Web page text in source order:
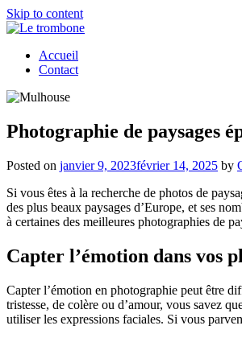
Skip to content
Accueil
Contact
Photographie de paysages
Posted on janvier 9, 2023février 14, 2025 by
Si vous êtes à la recherche de photos de
des plus beaux paysages d’Europe, et ses
à certaines des meilleures photographies de
Capter l’émotion dans vos
Capter l’émotion en photographie peut être
tristesse, de colère ou d’amour, vous savez
utiliser les expressions faciales. Si vous